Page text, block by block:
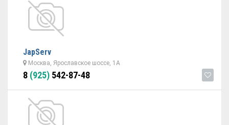
JapServ
Москва, Ярославское шоссе, 1А
8 (925) 542-87-48